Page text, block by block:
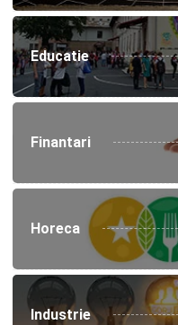
Educatie
Finantari
Horeca
Industrie